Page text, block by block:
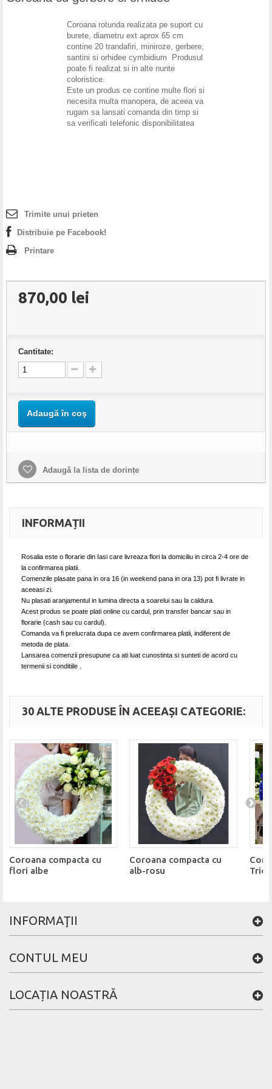
Coroana rotunda realizata pe suport cu
burete, diametru ext aprox 65 cm
contine 20 trandafiri, miniroze, gerbere,
santini si orhidee cymbidium Produsul
poate fi realizat si in alte nunte
coloristice.
Este un produs ce contine multe flori si
necesita multa manopera, de aceea va
rugam sa lansati comanda din timp si
sa verificati telefonic disponibilitatea
Trimite unui prieten
Distribuie pe Facebook!
Printare
870,00 lei
Cantitate:
Adaugă în coş
Adaugă la lista de dorințe
INFORMAȚII
Rosalia este o florarie din Iasi care livreaza flori la domiciliu in circa 2-4 ore de
la confirmarea platii.
Comenzile plasate pana in ora 16 (in weekend pana in ora 13) pot fi livrate in
aceeasi zi.
Nu plasati aranjamentul in lumina directa a soarelui sau la caldura.
Acest produs se poate plati online cu cardul, prin transfer bancar sau in
florarie (cash sau cu cardul).
Comanda va fi prelucrata dupa ce avem confirmarea platii, indiferent de
metoda de plata.
Lansarea comenzii presupune ca ati luat cunostinta si sunteti de acord cu
termenii si conditiile .
30 ALTE PRODUSE ÎN ACEEAȘI CATEGORIE:
Coroana compacta cu
flori albe
Coroana compacta cu
alb-rosu
INFORMAŢII
CONTUL MEU
LOCAȚIA NOASTRĂ